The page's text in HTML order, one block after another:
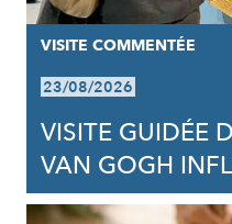
VISITE COMMENTÉE
23/08/2026
VISITE GUIDÉE
VAN GOGH